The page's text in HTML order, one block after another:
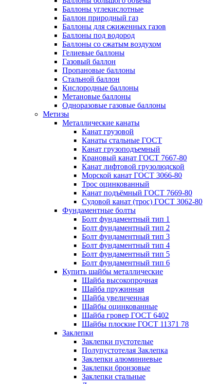
Баллоны углекислотные
Баллон природный газ
Баллоны для сжиженных газов
Баллоны под водород
Баллоны со сжатым воздухом
Гелиевые баллоны
Газовый баллон
Пропановые баллоны
Стальной баллон
Кислородные баллоны
Метановые баллоны
Одноразовые газовые баллоны
Метизы
Металлические канаты
Канат грузовой
Канаты стальные ГОСТ
Канат грузоподъемный
Крановый канат ГОСТ 7667-80
Канат лифтовой грузолюдской
Морской канат ГОСТ 3066-80
Трос оцинкованный
Канат подъёмный ГОСТ 7669-80
Судовой канат (трос) ГОСТ 3062-80
Фундаментные болты
Болт фундаментный тип 1
Болт фундаментный тип 2
Болт фундаментный тип 3
Болт фундаментный тип 4
Болт фундаментный тип 5
Болт фундаментный тип 6
Купить шайбы металлические
Шайба высокопрочная
Шайба пружинная
Шайба увеличенная
Шайбы оцинкованные
Шайба гровер ГОСТ 6402
Шайбы плоские ГОСТ 11371 78
Заклепки
Заклепки пустотелые
Полупустотелая Заклепка
Заклепки алюминиевые
Заклепки бронзовые
Заклепки стальные